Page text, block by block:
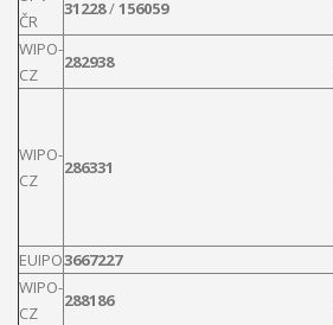
ČR
31228/156059
WIPO-
CZ
282938
WIPO-
CZ
286331
EUIPO3667227
WIPO-
CZ
288186